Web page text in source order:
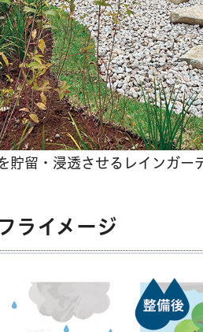
貯留・浸透させるレインガー
ライメージ